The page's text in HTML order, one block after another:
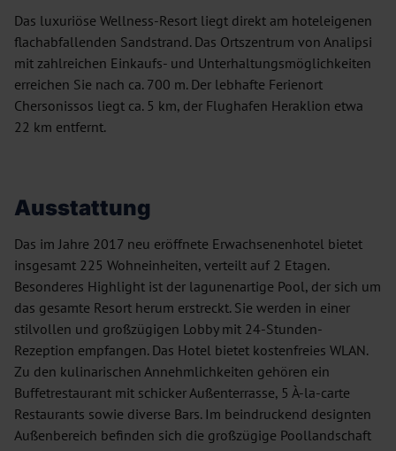
Das luxuriöse Wellness-Resort liegt direkt am hoteleigenen
flachabfallenden Sandstrand. Das Ortszentrum von Analipsi
mit zahlreichen Einkaufs- und Unterhaltungsmöglichkeiten
erreichen Sie nach ca. 700 m. Der lebhafte Ferienort
Chersonissos liegt ca. 5 km, der Flughafen Heraklion etwa
22 km entfernt.
Ausstattung
Das im Jahre 2017 neu eröffnete Erwachsenenhotel bietet
insgesamt 225 Wohneinheiten, verteilt auf 2 Etagen.
Besonderes Highlight ist der lagunenartige Pool, der sich um
das gesamte Resort herum erstreckt. Sie werden in einer
stilvollen und großzügigen Lobby mit 24-Stunden-
Rezeption empfangen. Das Hotel bietet kostenfreies WLAN.
Zu den kulinarischen Annehmlichkeiten gehören ein
Buffetrestaurant mit schicker Außenterrasse, 5 À-la-carte
Restaurants sowie diverse Bars. Im beindruckend designten
Außenbereich befinden sich die großzügige Poollandschaft